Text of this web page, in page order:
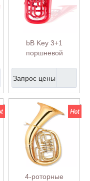
bB Key 3+1
поршневой
Запрос цены
4-роторные